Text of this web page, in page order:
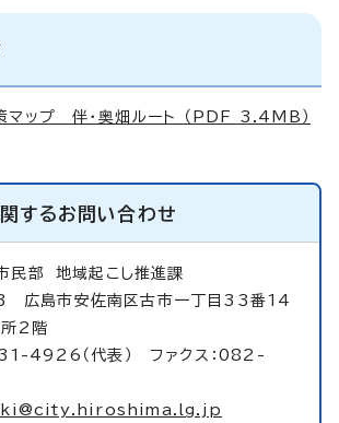
マップ 伴・奥畑ルート （PDF 3.4MB）
するお問い合わせ
民部 地域起こし推進課
島市安佐南区古市一丁目33番14
2階
4926（代表） ファクス：082-